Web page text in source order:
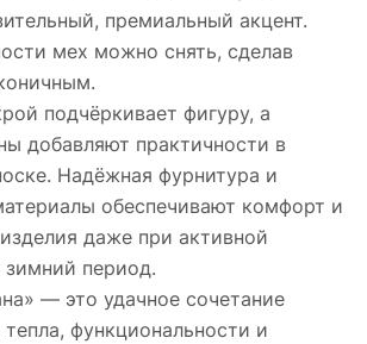
премиальный акцент.
мех можно снять, сделав
подчёркивает фигуру, а
добавляют практичности в
Надёжная фурнитура и
обеспечивают комфорт и
даже при активной
зимний период.
— это удачное сочетание
функциональности и